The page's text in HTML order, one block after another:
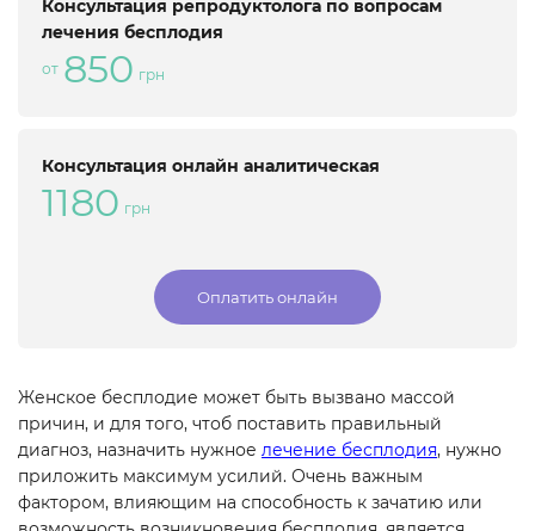
Консультация репродуктолога по вопросам
лечения бесплодия
от 850 грн
Консультация онлайн аналитическая
1180 грн
Оплатить онлайн
Женское бесплодие может быть вызвано массой
причин, и для того, чтоб поставить правильный
диагноз, назначить нужное лечение бесплодия, нужно
приложить максимум усилий. Очень важным
фактором, влияющим на способность к зачатию или